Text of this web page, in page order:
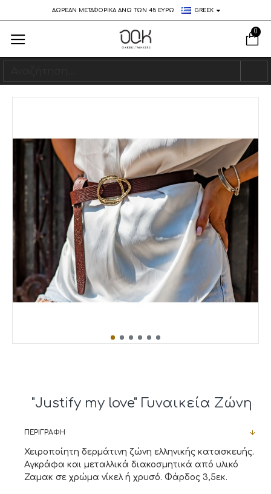
ΔΩΡΕΑΝ ΜΕΤΑΦΟΡΙΚΑ ΑΝΩ ΤΩΝ 45 ΕΥΡΩ GREEK
0
"Justify my love" Γυναικεία Ζώνη
ΠΕΡΙΓΡΑΦΉ
Χειροποίητη δερμάτινη ζώνη ελληνικής κατασκευής.
Αγκράφα και μεταλλικά διακοσμητικά από υλικό
Ζαμακ σε χρώμα νίκελ ή χρυσό. Φάρδος 3,5εκ.